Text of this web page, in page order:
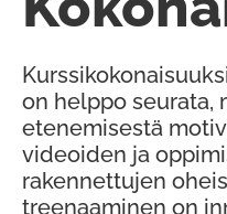
on helppo seurata,
etenemisestä
videoiden ja
rakennettujen
treenaaminen on